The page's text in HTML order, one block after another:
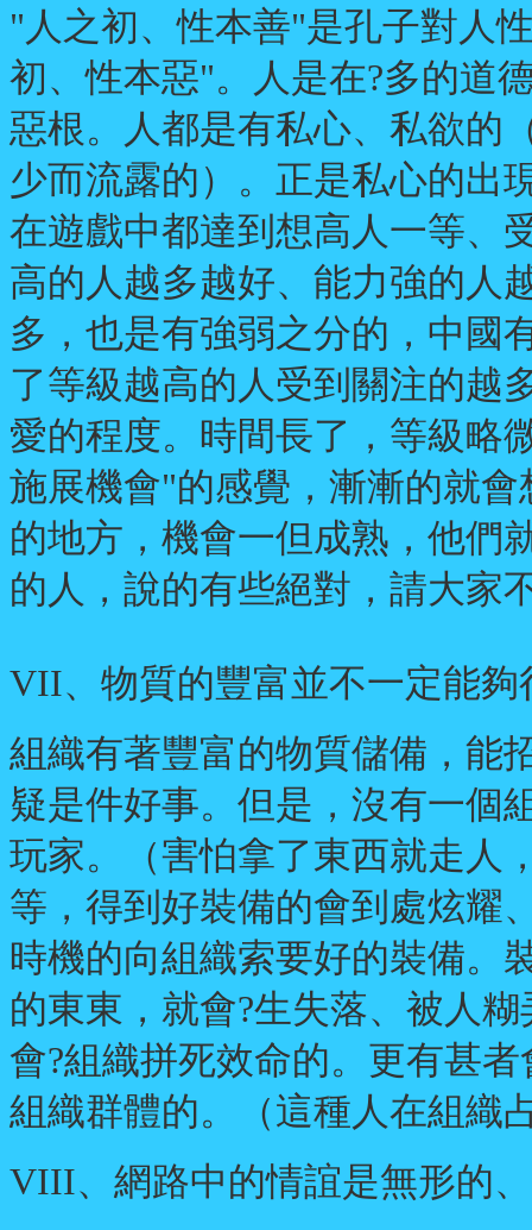
"人之初、性本善"是孔子對人
初、性本惡"。人是在?多的道
惡根。人都是有私心、私欲的
少而流露的）。正是私心的出
在遊戲中都達到想高人一等、
高的人越多越好、能力強的人
多，也是有強弱之分的，中國
了等級越高的人受到關注的越
愛的程度。時間長了，等級略
施展機會"的感覺，漸漸的就
的地方，機會一但成熟，他們
的人，說的有些絕對，請大家
VII、物質的豐富並不一定能夠
組織有著豐富的物質儲備，能
疑是件好事。但是，沒有一個
玩家。（害怕拿了東西就走人
等，得到好裝備的會到處炫耀
時機的向組織索要好的裝備。
的東東，就會?生失落、被人
會?組織拼死效命的。更有甚
組織群體的。（這種人在組織
VIII、網路中的情誼是無形的